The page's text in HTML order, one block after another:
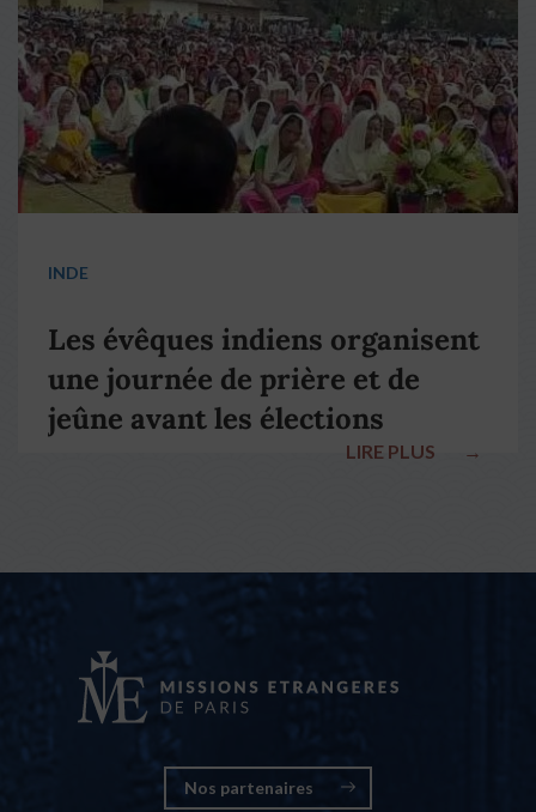
INDE
Les évêques indiens organisent
une journée de prière et de
jeûne avant les élections
LIRE PLUS →
Nos partenaires